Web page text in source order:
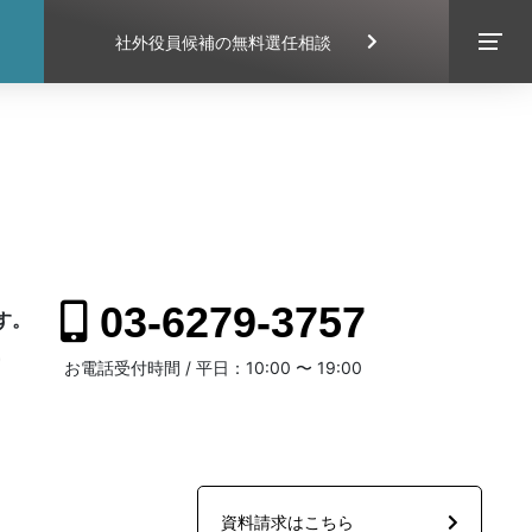
社外役員候補の無料選任相談
03-6279-3757
お電話受付時間 / 平日：10:00 〜 19:00
資料請求はこちら